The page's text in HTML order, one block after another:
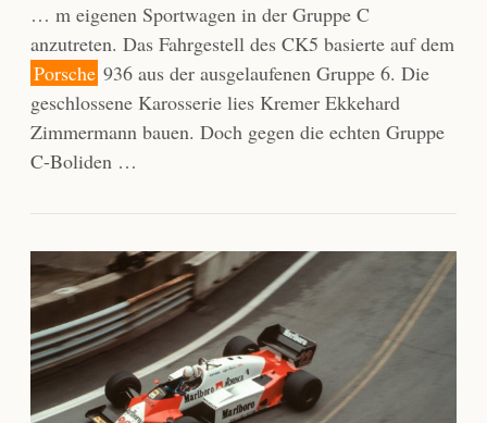
… m eigenen Sportwagen in der Gruppe C
anzutreten. Das Fahrgestell des CK5 basierte auf dem
Porsche 936 aus der ausgelaufenen Gruppe 6. Die
geschlossene Karosserie lies Kremer Ekkehard
Zimmermann bauen. Doch gegen die echten Gruppe
C-Boliden …